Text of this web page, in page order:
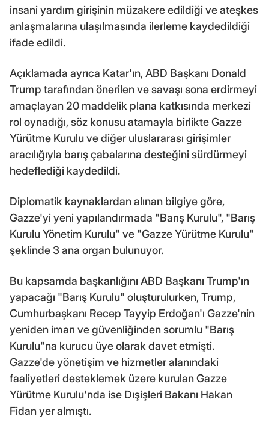
insani yardım girişinin müzakere edildiği ve ateşkes
anlaşmalarına ulaşılmasında ilerleme kaydedildiği
ifade edildi.
Açıklamada ayrıca Katar'ın, ABD Başkanı Donald
Trump tarafından önerilen ve savaşı sona erdirmeyi
amaçlayan 20 maddelik plana katkısında merkezi
rol oynadığı, söz konusu atamayla birlikte Gazze
Yürütme Kurulu ve diğer uluslararası girişimler
aracılığıyla barış çabalarına desteğini sürdürmeyi
hedeflediği kaydedildi.
Diplomatik kaynaklardan alınan bilgiye göre,
Gazze'yi yeni yapılandırmada "Barış Kurulu", "Barış
Kurulu Yönetim Kurulu" ve "Gazze Yürütme Kurulu"
şeklinde 3 ana organ bulunuyor.
Bu kapsamda başkanlığını ABD Başkanı Trump'ın
yapacağı "Barış Kurulu" oluşturulurken, Trump,
Cumhurbaşkanı Recep Tayyip Erdoğan'ı Gazze'nin
yeniden imarı ve güvenliğinden sorumlu "Barış
Kurulu"na kurucu üye olarak davet etmişti.
Gazze'de yönetişim ve hizmetler alanındaki
faaliyetleri desteklemek üzere kurulan Gazze
Yürütme Kurulu'nda ise Dışişleri Bakanı Hakan
Fidan yer almıştı.